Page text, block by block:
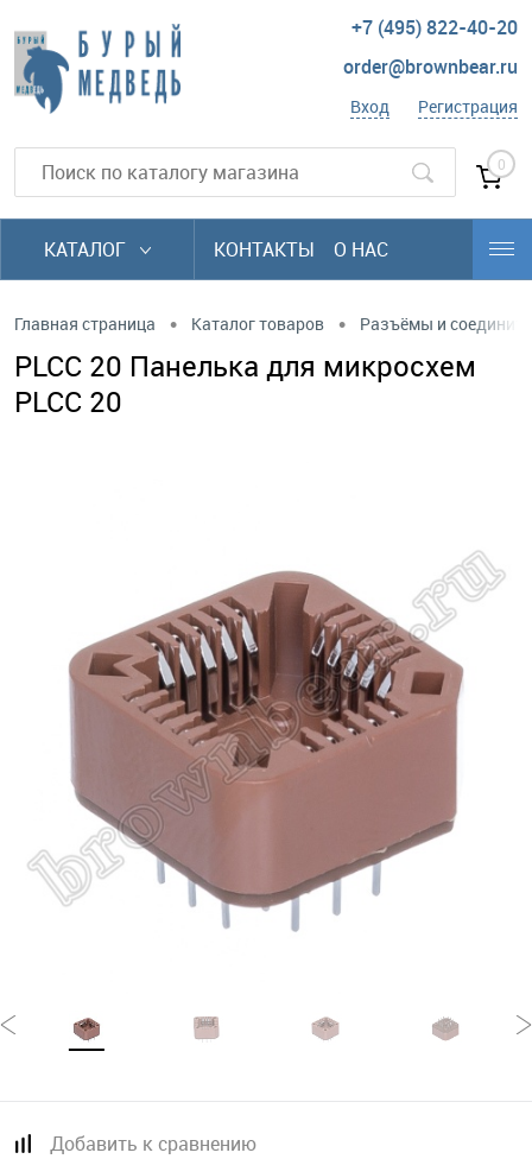
+7 (495) 822-40-20
order@brownbear.ru
Вход Регистрация
0
КАТАЛОГ КОНТАКТЫ О НАС
Главная страница • Каталог товаров • Разъёмы и
PLCC 20 Панелька для микросхем
PLCC 20
Добавить к сравнению